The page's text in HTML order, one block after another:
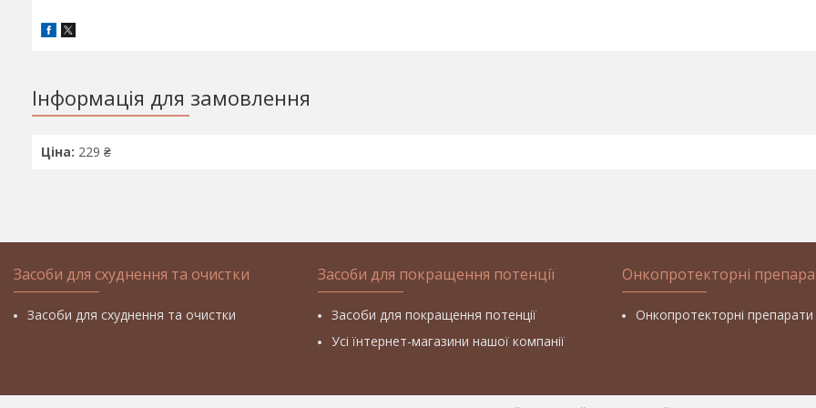
Інформація для замовлення
Ціна: 229 ₴
Засоби для схуднення та очистки
Засоби для схуднення та очистки
Засоби для покращення потенції
Засоби для покращення потенції
Усі їнтернет-магазини нашої компанії
Онкопротекторні
Онкопротекторні препарати